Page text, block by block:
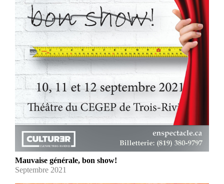
Mauvaise générale, bon show!
Septembre 2021